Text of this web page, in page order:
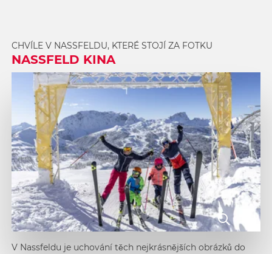
CHVÍLE V NASSFELDU, KTERÉ STOJÍ ZA FOTKU
NASSFELD KINA
V Nassfeldu je uchování těch nejkrásnějších obrázků do